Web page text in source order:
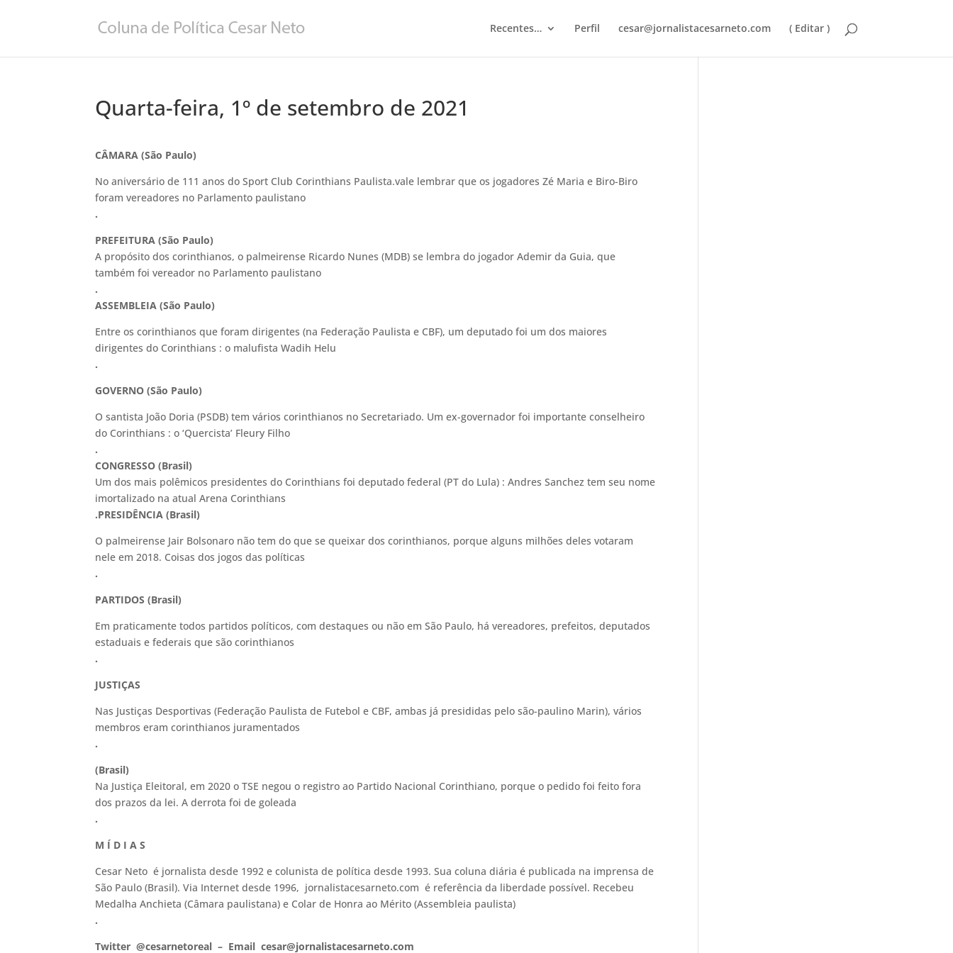
Recentes… Perfil cesar@jornalistacesarneto.com ( Editar )
Quarta-feira, 1º de setembro de 2021
CÂMARA (São Paulo)
No aniversário de 111 anos do Sport Club Corinthians Paulista.vale lembrar que os jogadores Zé Maria e Biro-Biro
foram vereadores no Parlamento paulistano
.
PREFEITURA (São Paulo)
A propósito dos corinthianos, o palmeirense Ricardo Nunes (MDB) se lembra do jogador Ademir da Guia, que
também foi vereador no Parlamento paulistano
.
ASSEMBLEIA (São Paulo)
Entre os corinthianos que foram dirigentes (na Federação Paulista e CBF), um deputado foi um dos maiores
dirigentes do Corinthians : o malufista Wadih Helu
.
GOVERNO (São Paulo)
O santista João Doria (PSDB) tem vários corinthianos no Secretariado. Um ex-governador foi importante conselheiro
do Corinthians : o ‘Quercista’ Fleury Filho
.
CONGRESSO (Brasil)
Um dos mais polêmicos presidentes do Corinthians foi deputado federal (PT do Lula) : Andres Sanchez tem seu nome
imortalizado na atual Arena Corinthians
.PRESIDÊNCIA (Brasil)
O palmeirense Jair Bolsonaro não tem do que se queixar dos corinthianos, porque alguns milhões deles votaram
nele em 2018. Coisas dos jogos das políticas
.
PARTIDOS (Brasil)
Em praticamente todos partidos políticos, com destaques ou não em São Paulo, há vereadores, prefeitos, deputados
estaduais e federais que são corinthianos
.
JUSTIÇAS
Nas Justiças Desportivas (Federação Paulista de Futebol e CBF, ambas já presididas pelo são-paulino Marin), vários
membros eram corinthianos juramentados
.
(Brasil)
Na Justiça Eleitoral, em 2020 o TSE negou o registro ao Partido Nacional Corinthiano, porque o pedido foi feito fora
dos prazos da lei. A derrota foi de goleada
.
M Í D I A S
Cesar Neto é jornalista desde 1992 e colunista de política desde 1993. Sua coluna diária é publicada na imprensa de
São Paulo (Brasil). Via Internet desde 1996, jornalistacesarneto.com é referência da liberdade possível. Recebeu
Medalha Anchieta (Câmara paulistana) e Colar de Honra ao Mérito (Assembleia paulista)
.
Twitter @cesarnetoreal – Email cesar@jornalistacesarneto.com